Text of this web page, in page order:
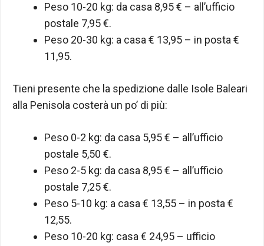
Peso 10-20 kg: da casa 8,95 € – all’ufficio
postale 7,95 €.
Peso 20-30 kg: a casa € 13,95 – in posta €
11,95.
Tieni presente che la spedizione dalle Isole Baleari
alla Penisola costerà un po’ di più:
Peso 0-2 kg: da casa 5,95 € – all’ufficio
postale 5,50 €.
Peso 2-5 kg: da casa 8,95 € – all’ufficio
postale 7,25 €.
Peso 5-10 kg: a casa € 13,55 – in posta €
12,55.
Peso 10-20 kg: casa € 24,95 – ufficio